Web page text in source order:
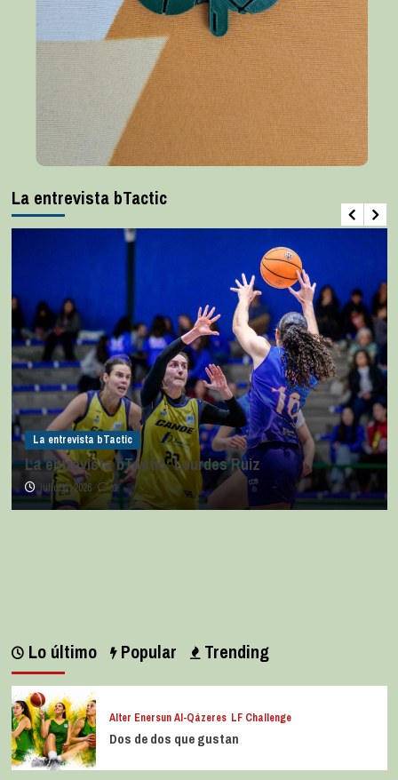
La entrevista bTactic
La entrevista bTactic
La entrevista bTactic: Lourdes Ruiz
julio 11, 2026 0
Lo último Popular Trending
Alter Enersun Al-Qázeres LF Challenge
Dos de dos que gustan